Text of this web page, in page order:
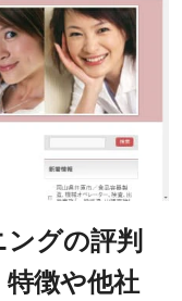
グの評判
徴や他社